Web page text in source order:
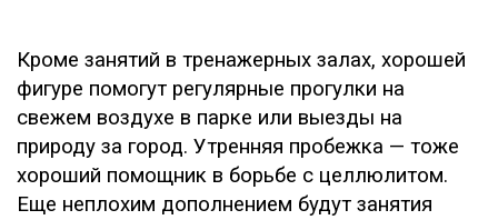
Кроме занятий в тренажерных залах, хорошей
фигуре помогут регулярные прогулки на
свежем воздухе в парке или выезды на
природу за город. Утренняя пробежка — тоже
хороший помощник в борьбе с целлюлитом.
Еще неплохим дополнением будут занятия